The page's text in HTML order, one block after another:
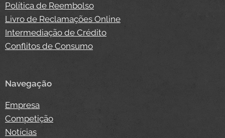
Política de Reembolso
Livro de Reclamações Online
Intermediação de Crédito
Conflitos de Consumo
Navegação
Empresa
Competição
Notícias